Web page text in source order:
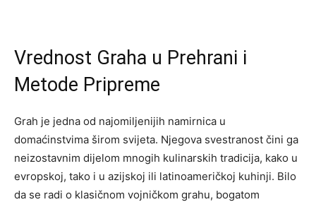
Vrednost Graha u Prehrani i
Metode Pripreme
Grah je jedna od najomiljenijih namirnica u
domaćinstvima širom svijeta. Njegova svestranost čini ga
neizostavnim dijelom mnogih kulinarskih tradicija, kako u
evropskoj, tako i u azijskoj ili latinoameričkoj kuhinji. Bilo
da se radi o klasičnom vojničkom grahu, bogatom